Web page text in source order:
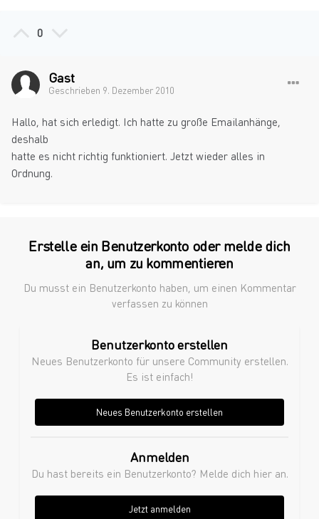
0
Gast
Geschrieben 9. Dezember 2010
Hallo, hat sich erledigt. Ich hatte zu große Emailanhänge,
deshalb
hatte es nicht richtig funktioniert. Jetzt wieder alles in
Ordnung.
Erstelle ein Benutzerkonto oder melde dich
an, um zu kommentieren
Du musst ein Benutzerkonto haben, um einen Kommentar
verfassen zu können
Benutzerkonto erstellen
Neues Benutzerkonto für unsere Community erstellen.
Es ist einfach!
Neues Benutzerkonto erstellen
Anmelden
Du hast bereits ein Benutzerkonto? Melde dich hier an.
Jetzt anmelden